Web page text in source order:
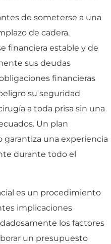
de someterse a una
de cadera.
financiera estable y de
sus deudas
financieras
su seguridad
a toda prisa sin una
Un plan
una experiencia
durante todo el
es un procedimiento
implicaciones
los factores
un presupuesto